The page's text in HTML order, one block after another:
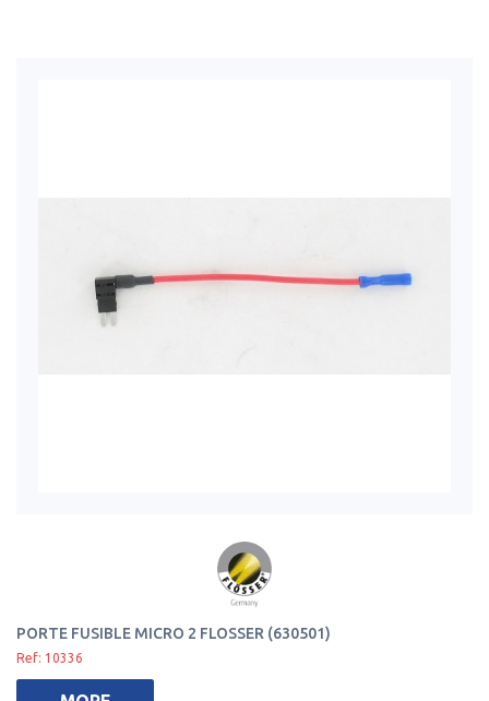
PORTE FUSIBLE MICRO 2 FLOSSER (630501)
Ref: 10336